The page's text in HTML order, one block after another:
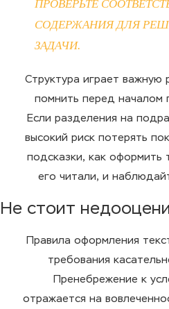
ПРОВЕРЬТЕ
СОДЕРЖАНИЯ ДЛЯ
ЗАДАЧИ.
Структура играет важную
помнить перед началом
Если разделения на
высокий риск потерять
подсказки, как оформить
его читали, и
Не стоит
Правила оформления
требования
Пренебрежение к
отражается на